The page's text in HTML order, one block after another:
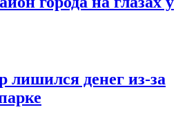
лишился денег из-за